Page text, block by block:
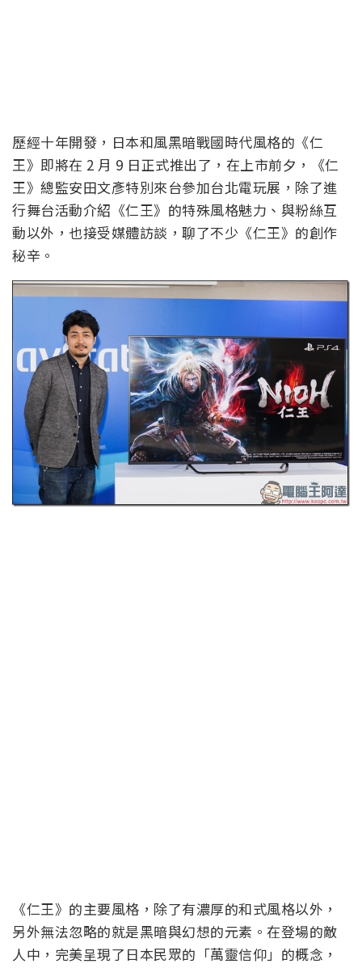
秘辛。
登場妖怪、精靈與鬼魂，除了有日本知名的妖怪之
外，每一種形象都大不相同，有醜陋的、有可愛的、
有殘暴的，也有看起來十分性感的，會以各種形象登